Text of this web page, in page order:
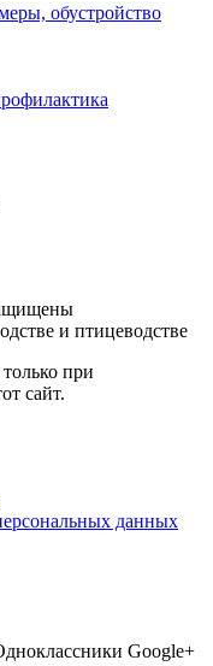
обустройство
и птицеводстве
при
сайт.
данных
Google+